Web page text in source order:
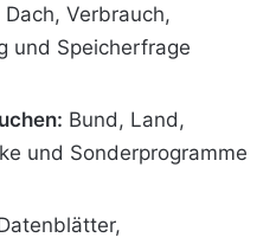
Dach, Verbrauch,
und Speicherfrage
Bund, Land,
und Sonderprogramme